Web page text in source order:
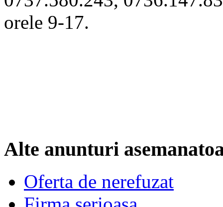
orele 9-17.
Alte anunturi
Oferta de nerefuzat